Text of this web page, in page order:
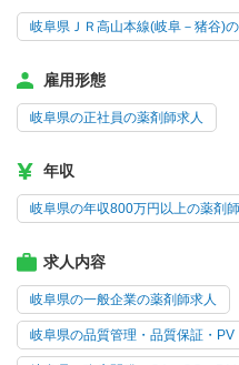
岐阜県ＪＲ高山本線(岐阜－猪谷)
雇用形態
岐阜県の正社員の薬剤師求人
年収
岐阜県の年収800万円以上の薬剤
求人内容
岐阜県の一般企業の薬剤師求人
岐阜県の品質管理・品質保証・PV